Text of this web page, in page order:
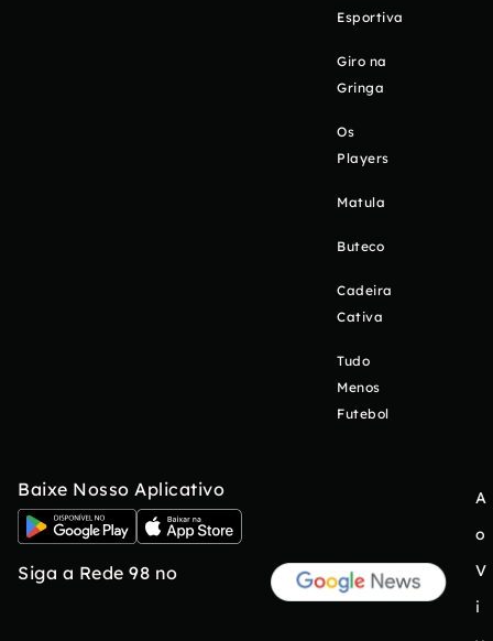
Esportiva
Giro na
Gringa
Os
Players
Matula
Buteco
Cadeira
Cativa
Tudo
Menos
Futebol
Baixe Nosso Aplicativo
Siga a Rede 98 no
A
o
V
i